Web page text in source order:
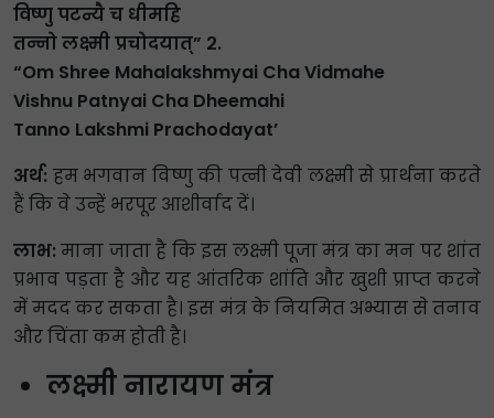
विष्णु पटन्यै च धीमहि
तन्नो लक्ष्मी प्रचोदयात्” २.
“Om Shree Mahalakshmyai Cha Vidmahe
Vishnu Patnyai Cha Dheemahi
Tanno Lakshmi Prachodayat’
अर्थ: हम भगवान विष्णु की पत्नी देवी लक्ष्मी से प्रार्थना करते
हैं कि वे उन्हें भरपूर आशीर्वाद दें।
लाभ: माना जाता है कि इस लक्ष्मी पूजा मंत्र का मन पर शांत
प्रभाव पड़ता है और यह आंतरिक शांति और खुशी प्राप्त करने
में मदद कर सकता है। इस मंत्र के नियमित अभ्यास से तनाव
और चिंता कम होती है।
लक्ष्मी नारायण मंत्र